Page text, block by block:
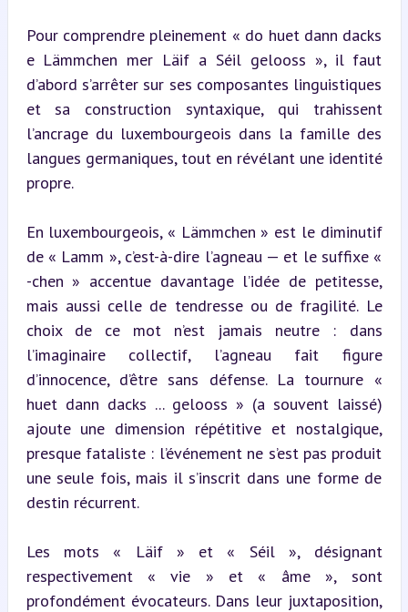
Pour comprendre pleinement « do huet dann dacks
e Lämmchen mer Läif a Séil gelooss », il faut
d’abord s’arrêter sur ses composantes linguistiques
et sa construction syntaxique, qui trahissent
l’ancrage du luxembourgeois dans la famille des
langues germaniques, tout en révélant une identité
propre.
En luxembourgeois, « Lämmchen » est le diminutif
de « Lamm », c’est-à-dire l’agneau — et le suffixe «
-chen » accentue davantage l’idée de petitesse,
mais aussi celle de tendresse ou de fragilité. Le
choix de ce mot n’est jamais neutre : dans
l’imaginaire collectif, l’agneau fait figure
d’innocence, d’être sans défense. La tournure «
huet dann dacks ... gelooss » (a souvent laissé)
ajoute une dimension répétitive et nostalgique,
presque fataliste : l’événement ne s’est pas produit
une seule fois, mais il s’inscrit dans une forme de
destin récurrent.
Les mots « Läif » et « Séil », désignant
respectivement « vie » et « âme », sont
profondément évocateurs. Dans leur juxtaposition,